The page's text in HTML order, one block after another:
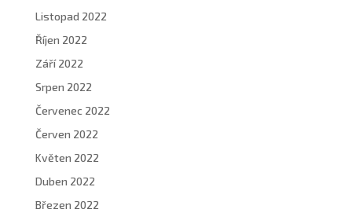
Listopad 2022
Říjen 2022
Září 2022
Srpen 2022
Červenec 2022
Červen 2022
Květen 2022
Duben 2022
Březen 2022